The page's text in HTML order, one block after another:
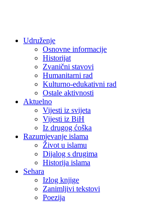
Udruženje
Osnovne informacije
Historijat
Zvanični stavovi
Humanitarni rad
Kulturno-edukativni rad
Ostale aktivnosti
Aktuelno
Vijesti iz svijeta
Vijesti iz BiH
Iz drugog ćoška
Razumjevanje islama
Život u islamu
Dijalog s drugima
Historija islama
Sehara
Izlog knjige
Zanimljivi tekstovi
Poezija